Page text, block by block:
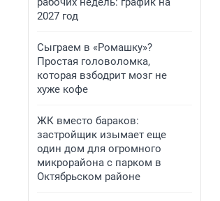
2027 год
Сыграем в «Ромашку»?
Простая головоломка,
которая взбодрит мозг не
хуже кофе
ЖК вместо бараков:
застройщик изымает еще
один дом для огромного
микрорайона с парком в
Октябрьском районе